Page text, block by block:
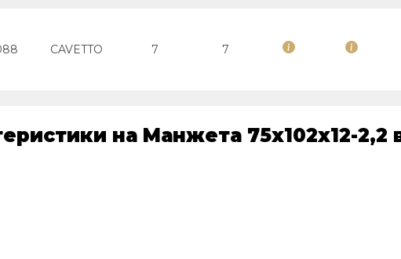
CAVETTO 7 7
на Манжета 75х102х12-2,2